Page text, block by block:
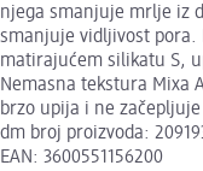
njega smanjuje mrlje iz
smanjuje vidljivost
matirajućem silikatu S,
Nemasna tekstura Mixa
brzo upija i ne
dm broj proizvoda:
EAN: 3600551156200